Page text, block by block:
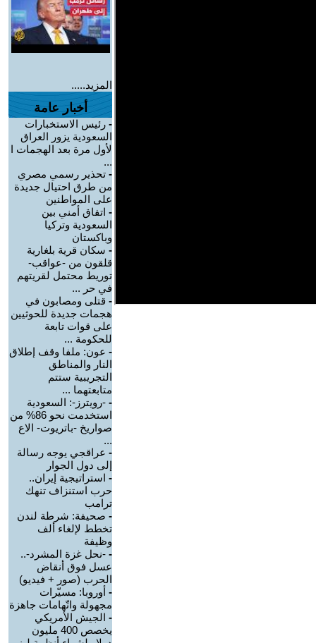
المزيد.....
أخبار عامة
- رئيس الاستخبارات
السعودية يزور العراق
لأول مرة بعد الهجمات ا
...
- تحذير رسمي مصري
من طرق احتيال جديدة
على المواطنين
- اتفاق أمني بين
السعودية وتركيا
وباكستان
- سكان قرية بلغارية
قلقون من -عواقب-
توريط محتمل لقريتهم
في حر ...
- قتلى ومصابون في
هجمات جديدة للحوثيين
على قوات تابعة
للحكومة ...
- عون: ملفا وقف إطلاق
النار والمناطق
التجريبية ستتم
متابعتهما ...
- -رويترز-: السعودية
استخدمت نحو 86% من
صواريخ -باتريوت- الاع
...
- عراقجي يوجه رسالة
إلى دول الجوار
- استراتيجية إيران..
حرب استنزاف تنهك
ترامب
- صحيفة: شرطة لندن
تخطط لإلغاء ألف
وظيفة
- -نحل غزة المشرد-..
عسل فوق أنقاض
الحرب (صور + فيديو)
- أوروبا: مسيّرات
مجهولة واتّهامات جاهزة
- الجيش الأمريكي
يخصص 400 مليون